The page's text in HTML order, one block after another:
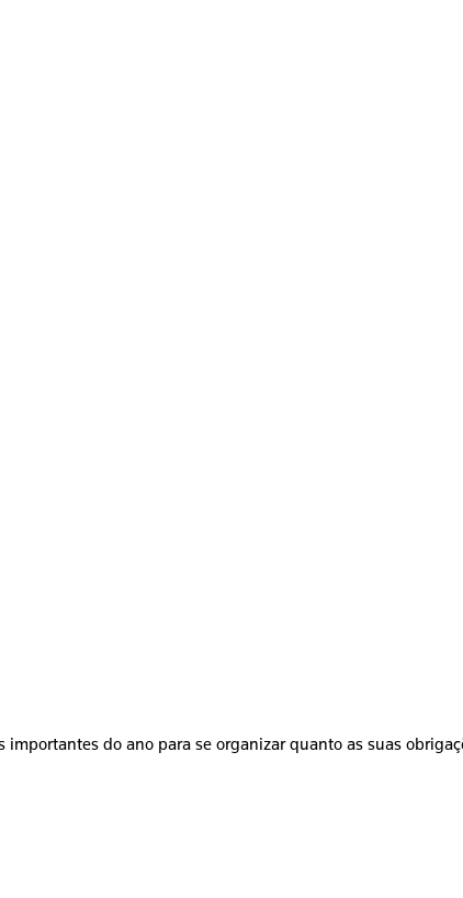
do ano para se organizar quanto as suas